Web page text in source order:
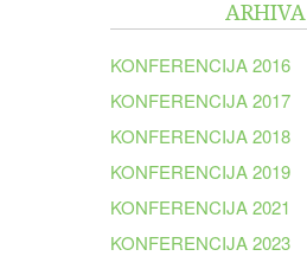
ARHIVA
KONFERENCIJA 2016
KONFERENCIJA 2017
KONFERENCIJA 2018
KONFERENCIJA 2019
KONFERENCIJA 2021
KONFERENCIJA 2023